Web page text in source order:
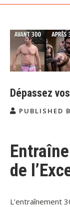
Dépassez
PUBLISHED
de
L’entraînement